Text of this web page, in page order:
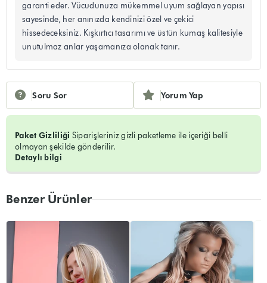
Soru Sor Yorum Yap
Paket Gizliliği Siparişleriniz gizli paketleme ile içeriği belli
olmayan şekilde gönderilir.
Detaylı bilgi
garanti eder. Vücudunuza mükemmel uyum sağlayan yapısı
sayesinde, her anınızda kendinizi özel ve çekici
hissedeceksiniz. Kışkırtıcı tasarımı ve üstün kumaş kalitesiyle
unutulmaz anlar yaşamanıza olanak tanır.
Benzer Ürünler